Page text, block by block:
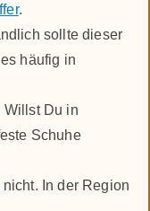
.
sollte dieser
häufig in
Willst Du in
Schuhe
nicht. In der Region